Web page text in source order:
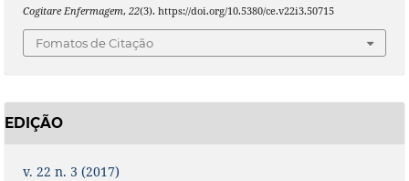
Cogitare Enfermagem, 22(3). https://doi.org/10.5380/ce.v22i3.50715
Fomatos de Citação
EDIÇÃO
v. 22 n. 3 (2017)